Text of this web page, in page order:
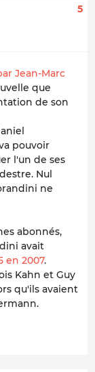
5
Jean-Marc
que
de son
pouvoir
l'un de ses
Nul
ne
abonnés,
avait
en 2007.
Kahn et Guy
qu'ils avaient